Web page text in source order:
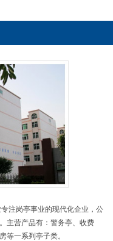
注岗亭事业的现代化企业，公
主营产品有：警务亭、收费
等一系列亭子类。